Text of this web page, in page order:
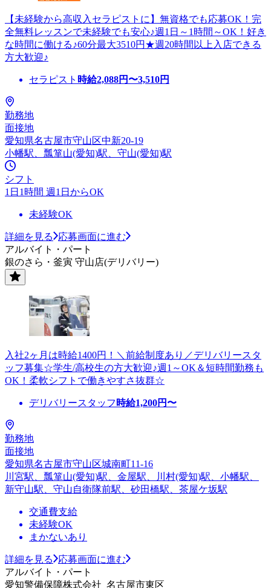
【未経験から高収入セラピストに】無資格でも応募OK！完
全無料レッスンで未経験でも安心♪週1日～1時間～OK！好き
な時間に働ける♪60分最大3510円★週20時間以上入店できる
方大歓迎♪
セラピスト 時給2,088円〜3,510円
勤務地
面接地
愛知県名古屋市守山区中新20-19
小幡駅、瓢箪山(愛知)駅、守山(愛知)駅
シフト
1日1時間 週1日からOK
未経験OK
詳細を見る
応募画面に進む
アルバイト・パート
銀のさら・釜寅 守山店(デリバリー)
入社2ヶ月は時給1400円！＼前給制度あり／デリバリースタ
ッフ募集☆学生/高校生の方大歓迎♪週1～OK＆短時間勤務も
OK！柔軟シフトで働きやすさ抜群☆
デリバリースタッフ 時給1,200円〜
勤務地
面接地
愛知県名古屋市守山区城南町11-16
川宮駅、瓢箪山(愛知)駅、金屋駅、川村(愛知)駅、小幡駅、
新守山駅、守山自衛隊前駅、砂田橋駅、茶屋ケ坂駅
交通費支給
未経験OK
まかないあり
詳細を見る
応募画面に進む
アルバイト・パート
愛知警備保障株式会社_名古屋市東区